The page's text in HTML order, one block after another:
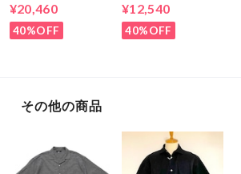
¥20,460
40%OFF
¥12,540
40%OFF
その他の商品